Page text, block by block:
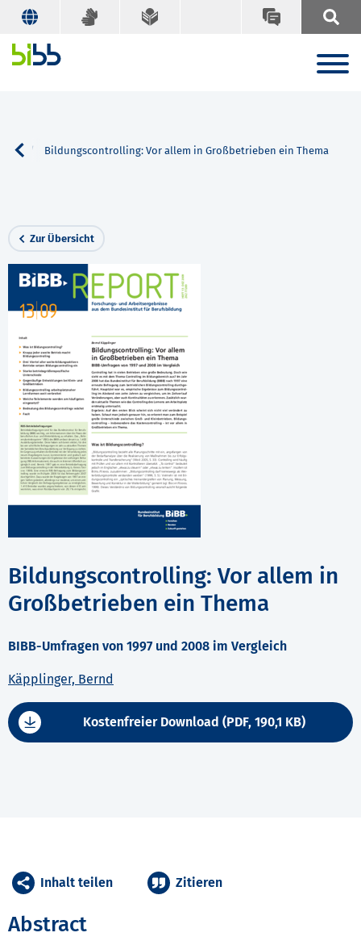
Bildungscontrolling: Vor allem in Großbetrieben ein Thema
Zur Übersicht
Bildungscontrolling: Vor allem in
Großbetrieben ein Thema
BIBB-Umfragen von 1997 und 2008 im Vergleich
Käpplinger, Bernd
Kostenfreier Download (PDF, 190,1 KB)
Abstract
Inhalt teilen Zitieren